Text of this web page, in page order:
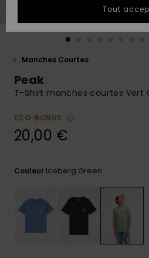
obtenir la
à votre
réponses
questions
les plus
fréquentes
formulaire
Manches Courtes
Peak
T-Shirt manches courtes Vert
ECO-BONUS
20,00 €
Couleur Iceberg Green
Tout